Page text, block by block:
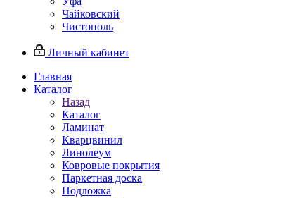
Чайковский
Чистополь
Личный кабинет
Главная
Каталог
Назад
Каталог
Ламинат
Кварцвинил
Линолеум
Ковровые покрытия
Паркетная доска
Подложка